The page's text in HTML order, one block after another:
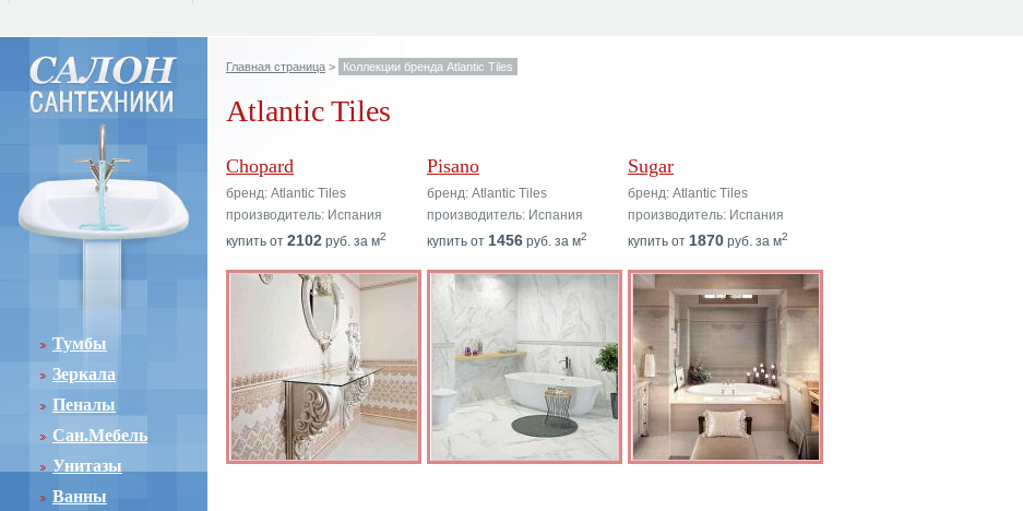
Тумбы
Зеркала
Пеналы
Сан.Мебель
Унитазы
Ванны
Главная страница > Коллекции бренда Atlantic Tiles
Atlantic Tiles
Chopard
бренд: Atlantic Tiles
производитель: Испания
купить от 2102 руб. за м2
Pisano
бренд: Atlantic Tiles
производитель: Испания
купить от 1456 руб. за м2
Sugar
бренд: Atlantic Tiles
производитель: Испания
купить от 1870 руб. за м2